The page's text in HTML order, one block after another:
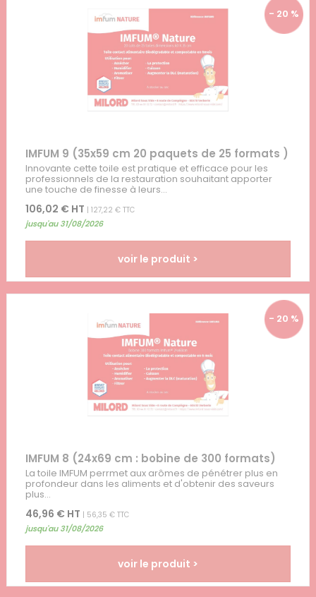
- 20 %
IMFUM 9 (35x59 cm 20 paquets de 25 formats )
Innovante cette toile est pratique et efficace pour les
professionnels de la restauration souhaitant apporter
une touche de finesse à leurs...
106,02 € HT | 127,22 € TTC
jusqu'au 31/08/2026
voir le produit >
- 20 %
IMFUM 8 (24x69 cm : bobine de 300 formats)
La toile IMFUM perrmet aux arômes de pénétrer plus en
profondeur dans les aliments et d'obtenir des saveurs
plus...
46,96 € HT | 56,35 € TTC
jusqu'au 31/08/2026
voir le produit >